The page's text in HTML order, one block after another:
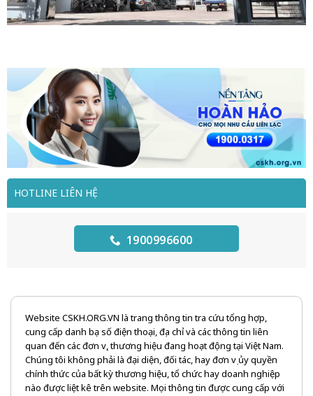
HOTLINE LIÊN HỆ
1900996600
Website CSKH.ORG.VN là trang thông tin tra cứu tổng hợp,
cung cấp danh bạ số điện thoại, địa chỉ và các thông tin liên
quan đến các đơn vị, thương hiệu đang hoạt động tại Việt Nam.
Chúng tôi không phải là đại diện, đối tác, hay đơn vị ủy quyền
chính thức của bất kỳ thương hiệu, tổ chức hay doanh nghiệp
nào được liệt kê trên website. Mọi thông tin được cung cấp với